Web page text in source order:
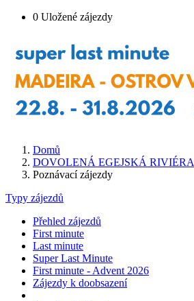
0 Uložené zájezdy
Domů
DOVOLENÁ EGEJSKÁ
Poznávací zájezdy
Typy zájezdů
Přehled zájezdů
First minute
Last minute
Super Last Minute
First minute - Advent 2026
Zájezdy k doobsazení